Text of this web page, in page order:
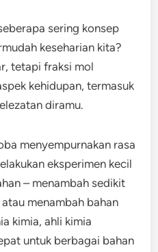
sering konsep
keseharian kita?
tetapi fraksi mol
kehidupan, termasuk
diramu.
menyempurnakan rasa
eksperimen kecil
– menambah sedikit
menambah bahan
kimia, ahli kimia
untuk berbagai bahan